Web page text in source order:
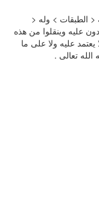
< الطبقات > وله <
عليه وينقلوا من هذه
عليه ولا على ما
الله تعالى .